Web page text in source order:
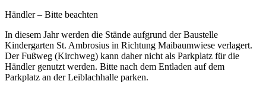
Händler – Bitte beachten
In diesem Jahr werden die Stände aufgrund der Baustelle
Kindergarten St. Ambrosius in Richtung Maibaumwiese verlagert.
Der Fußweg (Kirchweg) kann daher nicht als Parkplatz für die
Händler genutzt werden. Bitte nach dem Entladen auf dem
Parkplatz an der Leiblachhalle parken.